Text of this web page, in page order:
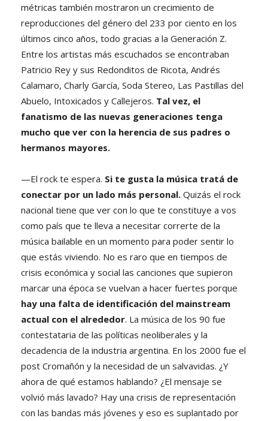
métricas también mostraron un crecimiento de
reproducciones del género del 233 por ciento en los
últimos cinco años, todo gracias a la Generación Z.
Entre los artistas más escuchados se encontraban
Patricio Rey y sus Redonditos de Ricota, Andrés
Calamaro, Charly García, Soda Stereo, Las Pastillas del
Abuelo, Intoxicados y Callejeros. Tal vez, el
fanatismo de las nuevas generaciones tenga
mucho que ver con la herencia de sus padres o
hermanos mayores.
—El rock te espera. Si te gusta la música tratá de
conectar por un lado más personal. Quizás el rock
nacional tiene que ver con lo que te constituye a vos
como país que te lleva a necesitar correrte de la
música bailable en un momento para poder sentir lo
que estás viviendo. No es raro que en tiempos de
crisis económica y social las canciones que supieron
marcar una época se vuelvan a hacer fuertes porque
hay una falta de identificación del mainstream
actual con el alrededor. La música de los 90 fue
contestataria de las políticas neoliberales y la
decadencia de la industria argentina. En los 2000 fue el
post Cromañón y la necesidad de un salvavidas. ¿Y
ahora de qué estamos hablando? ¿El mensaje se
volvió más lavado? Hay una crisis de representación
con las bandas más jóvenes y eso es suplantado por